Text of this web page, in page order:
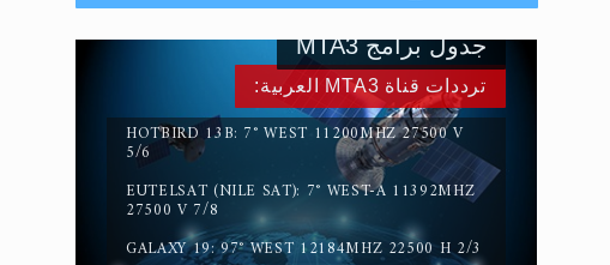
القرآن قاضٍ وحكمٌ على السنة
ومهيمنٌ عليها.. ليس العكس
ترددات قناة MTA3 العربية:
HOTBIRD 13B: 7° WEST 11200MHZ 27500 V
5/6
EUTELSAT (NILE SAT): 7° WEST-A 11392MHZ
27500 V 7/8
GALAXY 19: 97° WEST 12184MHZ 22500 H 2/3
جدول برامج MTA3